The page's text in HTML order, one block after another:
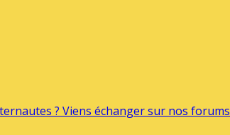
? Viens échanger sur nos forums